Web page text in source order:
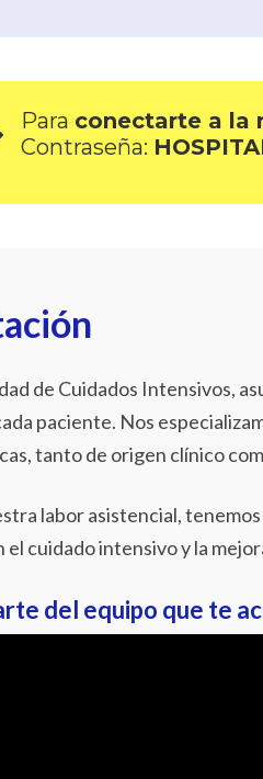
Para conectarte a la
Contraseña:
de Cuidados Intensivos,
paciente. Nos
tanto de origen clínico
labor asistencial,
el cuidado intensivo y la
del equipo que te